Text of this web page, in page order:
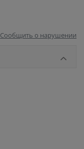
Сообщить о нарушении